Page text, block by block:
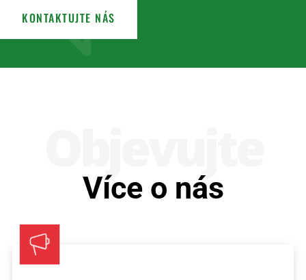
KONTAKTUJTE NÁS
Více o nás